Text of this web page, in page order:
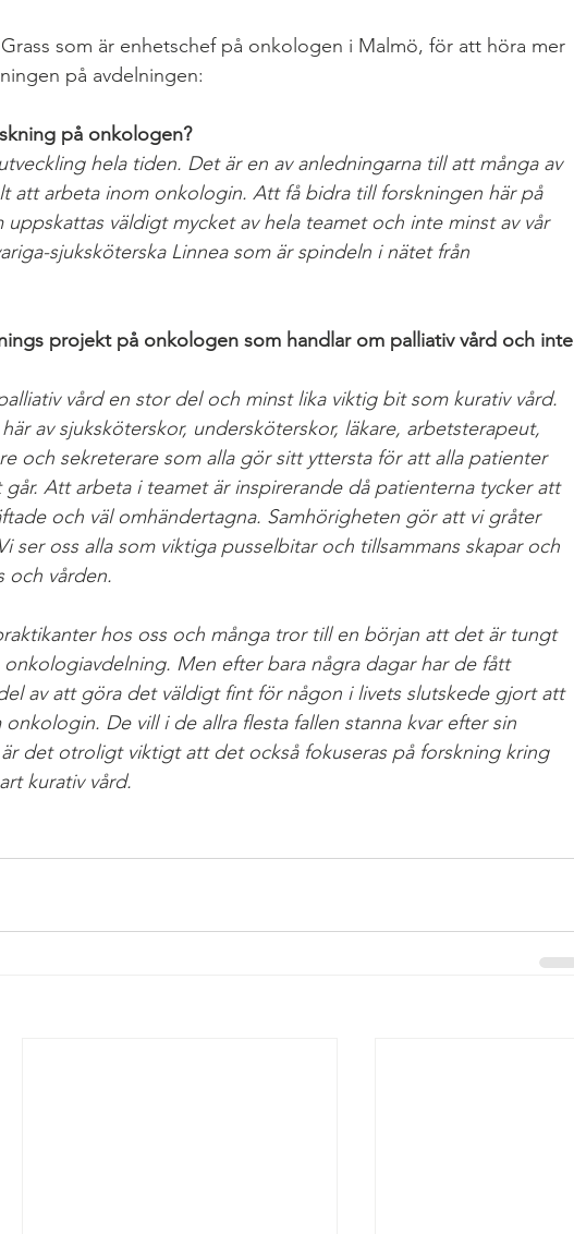
som är enhetschef på onkologen i Malmö, för att höra mer
på avdelningen:
på onkologen?
hela tiden. Det är en av anledningarna till att många av
att arbeta inom onkologin. Att få bidra till forskningen här på
väldigt mycket av hela teamet och inte minst av vår
sjuksköterska Linnea som är spindeln i nätet från
projekt på onkologen som handlar om palliativ vård och inte
vård en stor del och minst lika viktig bit som kurativ vård.
av sjuksköterskor, undersköterskor, läkare, arbetsterapeut,
och sekreterare som alla gör sitt yttersta för att alla patienter
Att arbeta i teamet är inspirerande då patienterna tycker att
och väl omhändertagna. Samhörigheten gör att vi gråter
ser oss alla som viktiga pusselbitar och tillsammans skapar och
och vården.
hos oss och många tror till en början att det är tungt
Men efter bara några dagar har de fått
av att göra det väldigt fint för någon i livets slutskede gjort att
De vill i de allra flesta fallen stanna kvar efter sin
det otroligt viktigt att det också fokuseras på forskning kring
kurativ vård.